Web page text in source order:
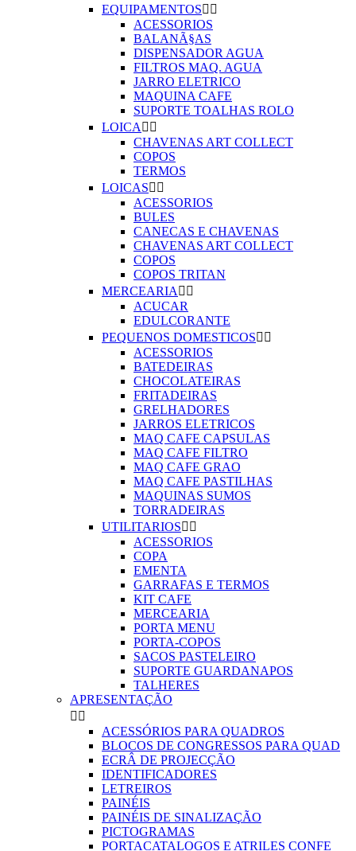
EQUIPAMENTOS 
ACESSORIOS
BALANÃ§AS
DISPENSADOR AGUA
FILTROS MAQ. AGUA
JARRO ELETRICO
MAQUINA CAFE
SUPORTE TOALHAS ROLO
LOICA  
CHAVENAS ART COLLECT
COPOS
TERMOS
LOICAS 
ACESSORIOS
BULES
CANECAS E CHAVENAS
CHAVENAS ART COLLECT
COPOS
COPOS TRITAN
MERCEARIA  
ACUCAR
EDULCORANTE
PEQUENOS DOMESTICOS 
ACESSORIOS
BATEDEIRAS
CHOCOLATEIRAS
FRITADEIRAS
GRELHADORES
JARROS ELETRICOS
MAQ CAFE CAPSULAS
MAQ CAFE FILTRO
MAQ CAFE GRAO
MAQ CAFE PASTILHAS
MAQUINAS SUMOS
TORRADEIRAS
UTILITARIOS 
ACESSORIOS
COPA
EMENTA
GARRAFAS E TERMOS
KIT CAFE
MERCEARIA
PORTA MENU
PORTA-COPOS
SACOS PASTELEIRO
SUPORTE GUARDANAPOS
TALHERES
APRESENTAÇÃO
 
ACESSÓRIOS PARA QUADROS
BLOCOS DE CONGRESSOS PARA QUAD
ECRÂ DE PROJECÇÃO
IDENTIFICADORES
LETREIROS
PAINÉIS
PAINÉIS DE SINALIZAÇÃO
PICTOGRAMAS
PORTACATALOGOS E ATRILES CONFE